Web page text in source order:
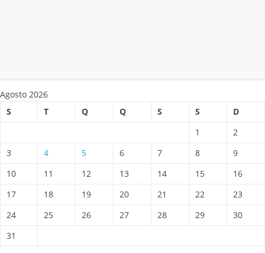
Agosto 2026
S
T Q Q S S
D
1
2
3
4 5 6 7 8
9
10
11 12 13 14 15
16
17
18 19 20 21 22
23
24
25 26 27 28 29
30
31